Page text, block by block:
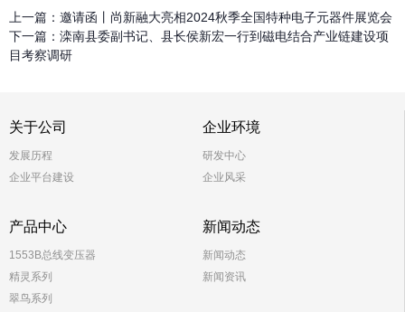
上一篇： 邀请函丨尚新融大亮相2024秋季全国特种电子元器件展览会
下一篇： 滦南县委副书记、县长侯新宏一行到磁电结合产业链建设项
目考察调研
关于公司
发展历程
企业平台建设
企业环境
研发中心
企业风采
产品中心
1553B总线变压器
精灵系列
翠鸟系列
新闻动态
新闻动态
新闻资讯